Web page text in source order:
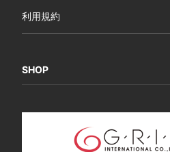
利用規約
SHOP